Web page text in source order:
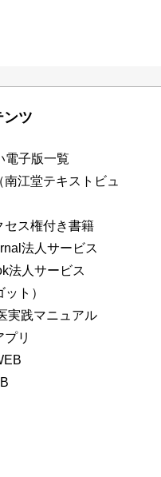
ンツ
電子版一覧
江堂テキストビュ
セス権付き書籍
法人サービス
法人サービス
ト）
実践マニュアル
リ